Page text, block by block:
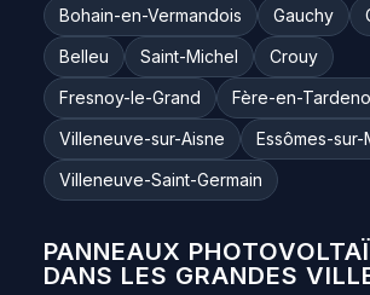
Bohain-en-Vermandois
Gauchy
Belleu
Saint-Michel
Crouy
Fresnoy-le-Grand
Fère-en-
Villeneuve-sur-Aisne
Essômes-sur-
Villeneuve-Saint-Germain
PANNEAUX
DANS LES GRANDES